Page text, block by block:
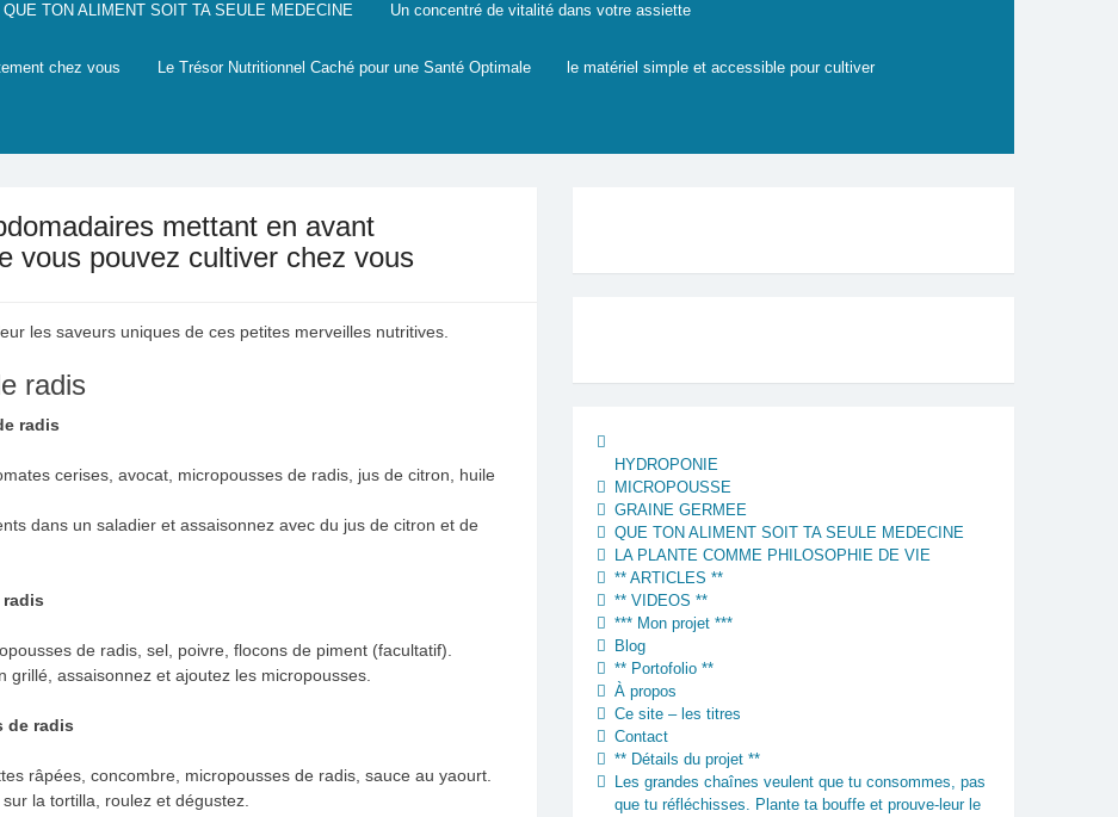
QUE TON ALIMENT SOIT TA SEULE MEDECINE Un concentré de vitalité dans votre assiette
chez vous Le Trésor Nutritionnel Caché pour une Santé Optimale le matériel simple et accessible pour cultiver
mettant en avant
vous pouvez cultiver chez vous
les saveurs uniques de ces petites merveilles nutritives.
radis
radis
cerises, avocat, micropousses de radis, jus de citron, huile
dans un saladier et assaisonnez avec du jus de citron et de
radis
de radis, sel, poivre, flocons de piment (facultatif).
grillé, assaisonnez et ajoutez les micropousses.
de radis
râpées, concombre, micropousses de radis, sauce au yaourt.
la tortilla, roulez et dégustez.
HYDROPONIE
MICROPOUSSE
GRAINE GERMEE
QUE TON ALIMENT SOIT TA SEULE MEDECINE
LA PLANTE COMME PHILOSOPHIE DE VIE
** ARTICLES **
** VIDEOS **
*** Mon projet ***
Blog
** Portofolio **
À propos
Ce site – les titres
Contact
** Détails du projet **
Les grandes chaînes veulent que tu consommes, pas
que tu réfléchisses. Plante ta bouffe et prouve-leur le